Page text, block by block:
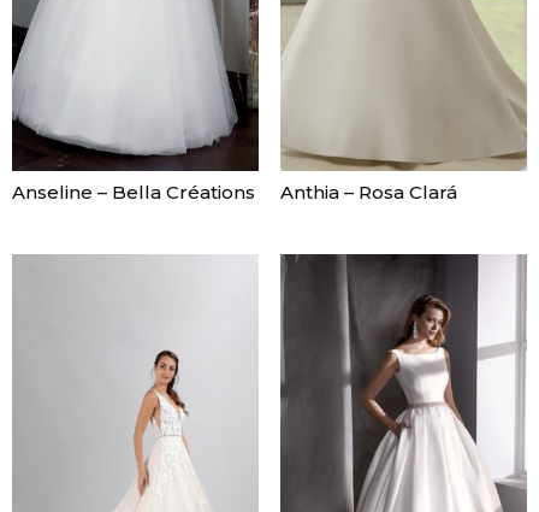
Anseline – Bella Créations Anthia – Rosa Clará